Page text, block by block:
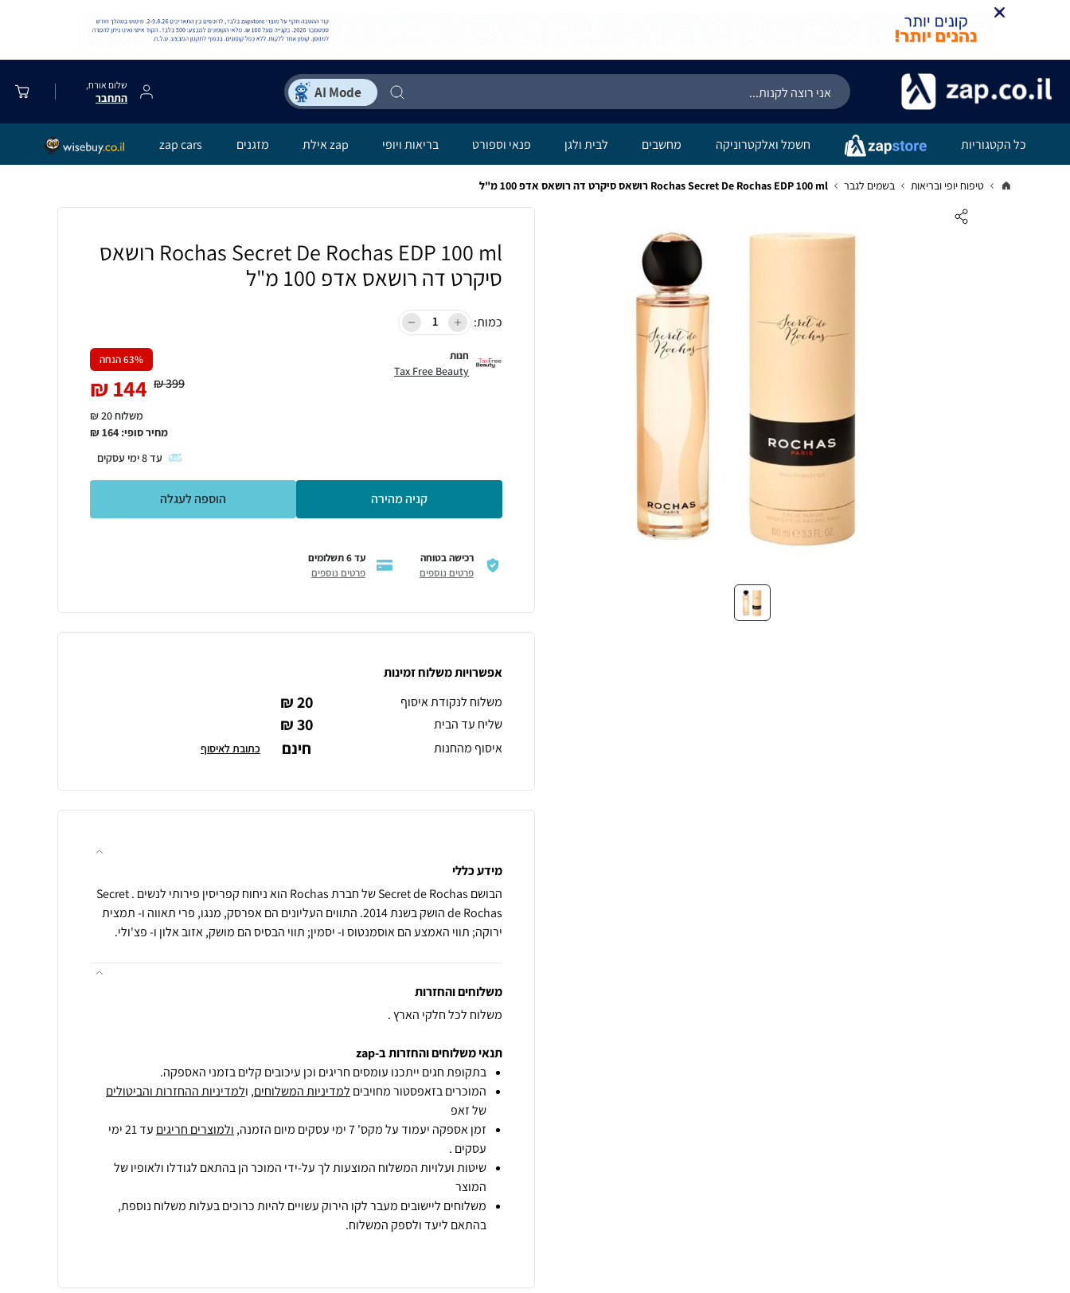
שלום אורח,
התחבר
כל הקטגוריות חשמל ואלקטרוניקה מחשבים לבית ולגן פנאי וספורט בריאות ויופי zap אילת מזגנים zap cars
טיפוח יופי ובריאות בשמים לגבר Rochas Secret De Rochas EDP 100 ml רושאס סיקרט דה רושאס אדפ 100 מ"ל
Rochas Secret De Rochas EDP 100 ml רושאס
סיקרט דה רושאס אדפ 100 מ"ל
כמות:
חנות
Tax Free Beauty
63% הנחה
399
₪
144
₪
משלוח 20 ₪
מחיר סופי: 164
₪
עד8ימי עסקים
קניה מהירה הוספה לעגלה
רכישה בטוחה
פרטים נוספים
עד 6 תשלומים
פרטים נוספים
אפשרויות משלוח זמינות
משלוח לנקודת איסוף
20 ₪
שליח עד הבית 30 ₪
איסוף מהחנות חינם כתובת לאיסוף
מידע כללי
הבושם Secret de Rochas של חברת Rochas הוא ניחוח קפריסין פירותי לנשים . Secret
de Rochas הושק בשנת 2014. התווים העליונים הם אפרסק, מנגו, פרי תאווה ו- תמצית
ירוקה; תווי האמצע הם אוסמנטוס ו- יסמין; תווי הבסיס הם מושק, אזוב אלון ו- פצ'ולי.
משלוחים והחזרות
משלוח לכל חלקי הארץ .
תנאי משלוחים והחזרות ב-zap
בתקופת חגים ייתכנו עומסים חריגים וכן עיכובים קלים בזמני האספקה.
המוכרים בזאפסטור מחויבים למדיניות המשלוחים, ולמדיניות ההחזרות והביטולים
של זאפ
זמן אספקה יעמוד על מקס' 7 ימי עסקים מיום הזמנה,
ולמוצרים חריגים
עד 21 ימי
עסקים .
שיטות ועלויות המשלוח המוצעות לך על-ידי המוכר הן בהתאם לגודלו ולאופיו של
המוצר
משלוחים ליישובים מעבר לקו הירוק עשויים להיות כרוכים בעלות משלוח נוספת,
בהתאם ליעד ולספק המשלוח.